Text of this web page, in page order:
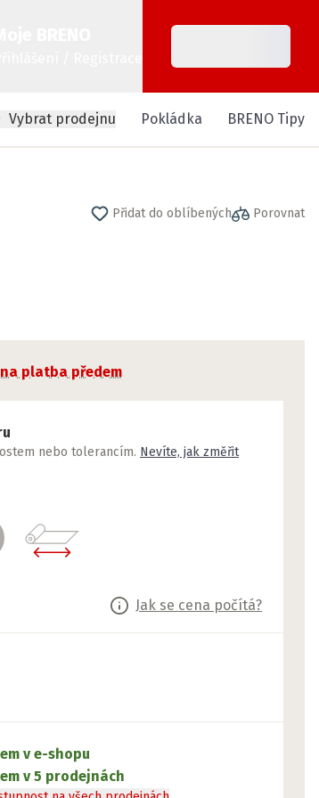
Vybrat prodejnu Pokládka BRENO Tipy
Přidat do oblíbených Porovnat
platba předem
nebo tolerancím. Nevíte, jak změřit
Jak se cena počítá?
v e-shopu
v 5 prodejnách